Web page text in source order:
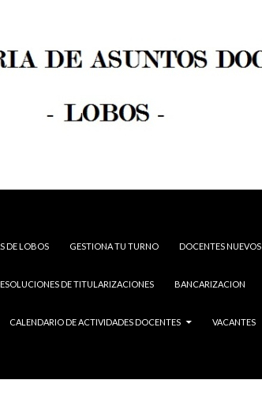
DE LOBOS GESTIONA TU TURNO DOCENTES NUEVOS
DE TITULARIZACIONES BANCARIZACION
CALENDARIO DE ACTIVIDADES DOCENTES VACANTES